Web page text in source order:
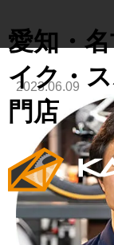
愛知・
イク・
門店
2023.06.09